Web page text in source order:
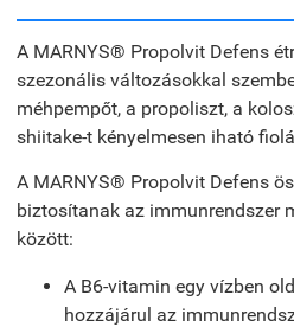
A MARNYS® Propolvit Defens
szezonális változásokkal
méhpempőt, a propoliszt, a
shiitake-t kényelmesen iható
A MARNYS® Propolvit Defens
biztosítanak az immunrendszer
között:
A B6-vitamin egy vízben
hozzájárul az